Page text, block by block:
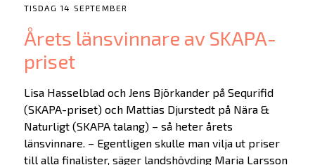
TISDAG 14 SEPTEMBER
Årets länsvinnare av SKAPA-
priset
Lisa Hasselblad och Jens Björkander på Sequrifid
(SKAPA-priset) och Mattias Djurstedt på Nära &
Naturligt (SKAPA talang) – så heter årets
länsvinnare. – Egentligen skulle man vilja ut priser
till alla finalister, säger landshövding Maria Larsson